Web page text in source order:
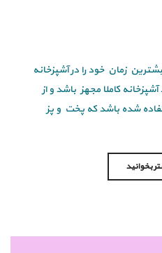
زمان خود را در آشپزخانه
کاملا مجهز باشد و از
شده باشد که پخت و پز
بخوانید